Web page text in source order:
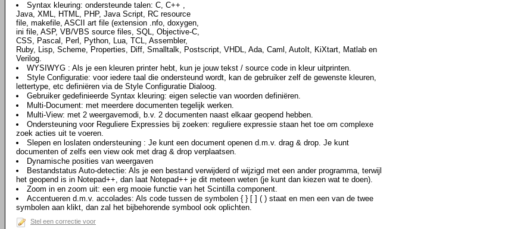
Syntax kleuring: ondersteunde talen: C, C++ ,
Java, XML, HTML, PHP, Java Script, RC resource
file, makefile, ASCII art file (extension .nfo, doxygen,
ini file, ASP, VB/VBS source files, SQL, Objective-C,
CSS, Pascal, Perl, Python, Lua, TCL, Assembler,
Ruby, Lisp, Scheme, Properties, Diff, Smalltalk, Postscript, VHDL, Ada, Caml, AutoIt, KiXtart, Matlab en
Verilog.
WYSIWYG : Als je een kleuren printer hebt, kun je jouw tekst / source code in kleur uitprinten.
Style Configuratie: voor iedere taal die ondersteund wordt, kan de gebruiker zelf de gewenste kleuren,
lettertype, etc definiëren via de Style Configuratie Dialoog.
Gebruiker gedefinieerde Syntax kleuring: eigen selectie van woorden definiëren.
Multi-Document: met meerdere documenten tegelijk werken.
Multi-View: met 2 weergavemodi, b.v. 2 documenten naast elkaar geopend hebben.
Ondersteuning voor Reguliere Expressies bij zoeken: reguliere expressie staan het toe om complexe
zoek acties uit te voeren.
Slepen en loslaten ondersteuning : Je kunt een document openen d.m.v. drag & drop. Je kunt
documenten of zelfs een view ook met drag & drop verplaatsen.
Dynamische posities van weergaven
Bestandstatus Auto-detectie: Als je een bestand verwijderd of wijzigd met een ander programma, terwijl
het geopend is in Notepad++, dan laat Notepad++ je dit meteen weten (je kunt dan kiezen wat te doen).
Zoom in en zoom uit: een erg mooie functie van het Scintilla component.
Accentueren d.m.v. accolades: Als code tussen de symbolen { } [ ] ( ) staat en men een van de twee
symbolen aan klikt, dan zal het bijbehorende symbool ook oplichten.
Stel een correctie voor